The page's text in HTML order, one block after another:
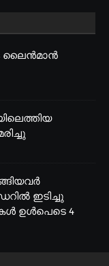
ലൈൻമാൻ
ഇടിച്ചു
ഉൾപെടെ 4